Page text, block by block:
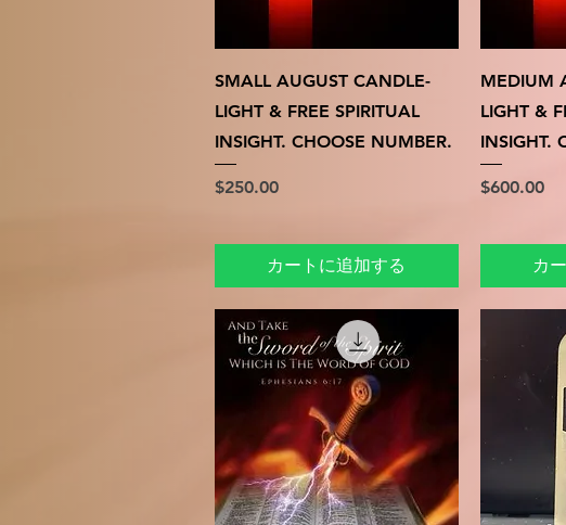
クイックビュー
SMALL AUGUST CANDLE-
LIGHT & FREE SPIRITUAL
INSIGHT. CHOOSE NUMBER.
価格
$250.00
カートに追加する
MEDIUM
LIGHT &
INSIGHT.
価格
$600.00
カ